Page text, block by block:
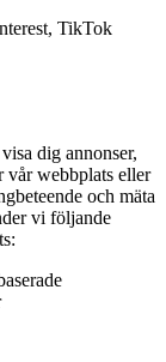
TikTok
dig annonser,
vår webbplats eller
och mäta
vi följande